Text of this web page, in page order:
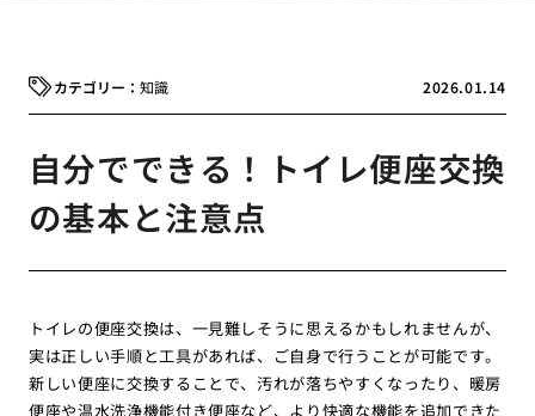
2026.01.14
知識
自分でできる！トイレ便座交換
の基本と注意点
トイレの便座交換は、一見難しそうに思えるかもしれませんが、
実は正しい手順と工具があれば、ご自身で行うことが可能です。
新しい便座に交換することで、汚れが落ちやすくなったり、暖房
便座や温水洗浄機能付き便座など、より快適な機能を追加できた